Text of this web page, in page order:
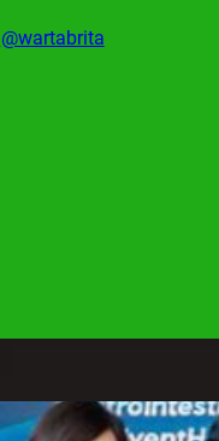
@wartabrita